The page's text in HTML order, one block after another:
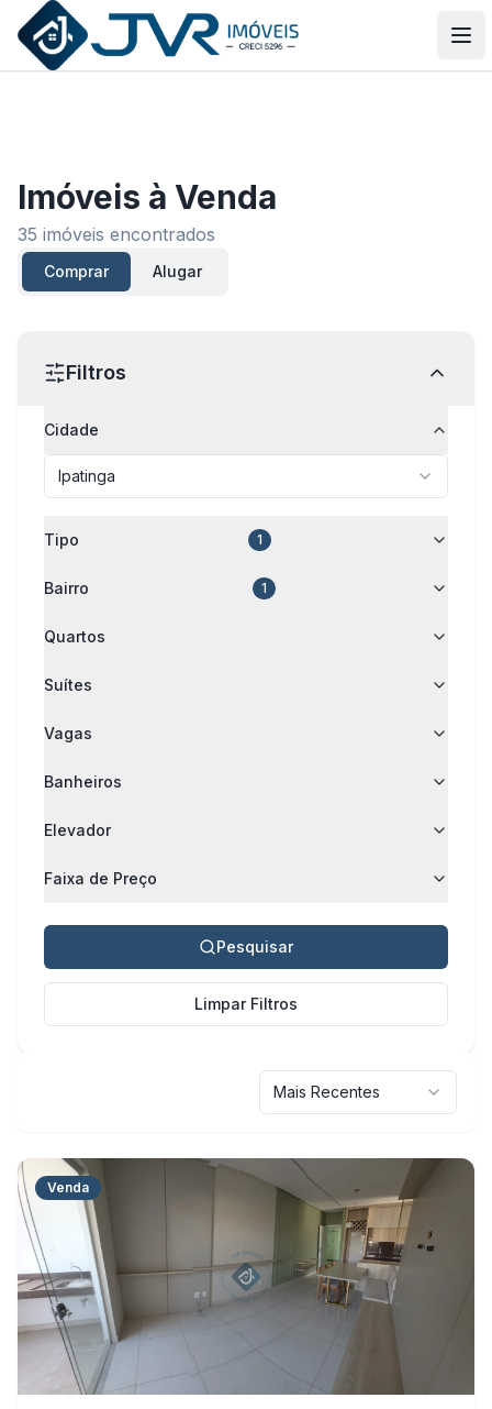
JVR Imóveis
Imóveis à Venda
35 imóveis encontrados
Comprar Alugar
Filtros
Cidade
Ipatinga
Tipo 1
Bairro 1
Quartos
Suítes
Vagas
Banheiros
Elevador
Faixa de Preço
Pesquisar
Limpar Filtros
Mais Recentes
Venda